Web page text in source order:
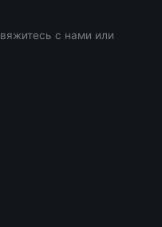
с нами или